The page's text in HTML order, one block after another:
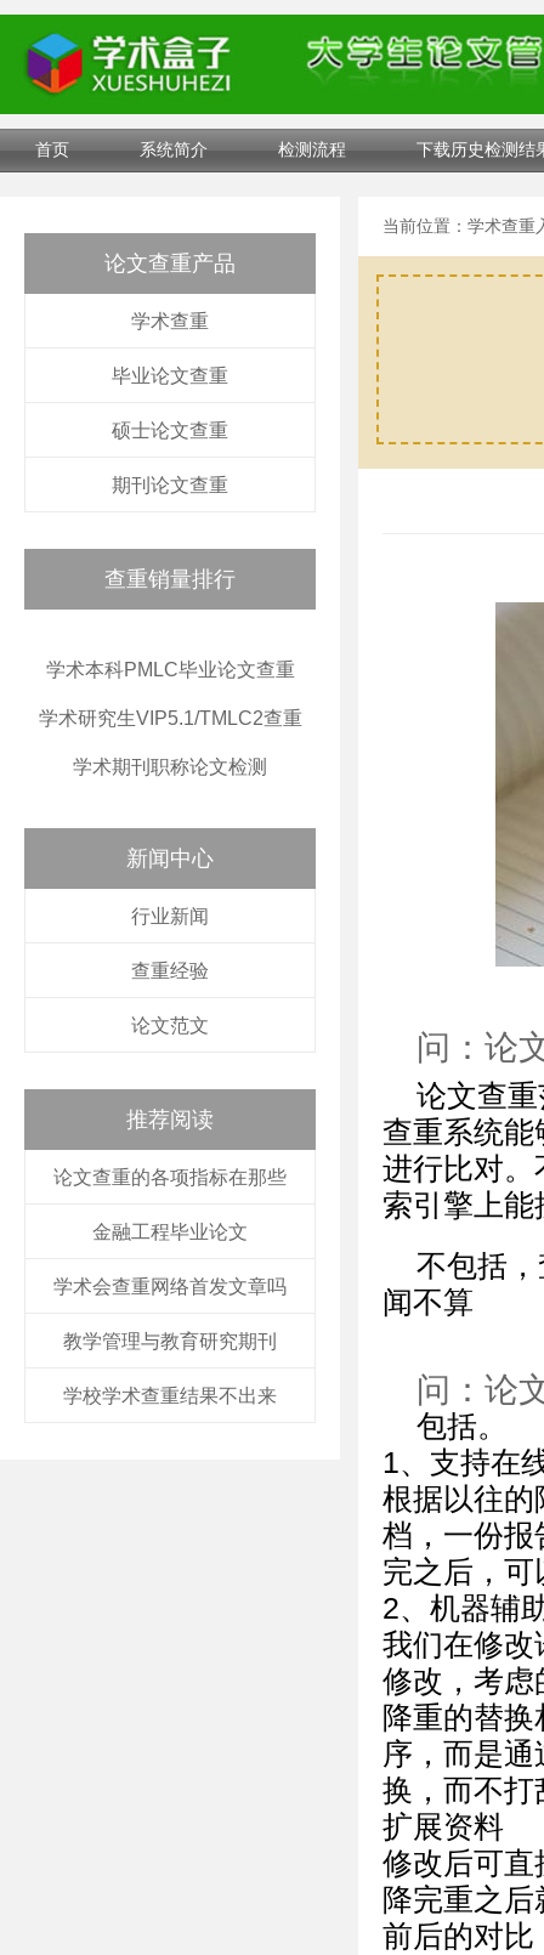
首页 系统简介 检测流程 下载历史检测结
论文查重产品
学术查重
毕业论文查重
硕士论文查重
期刊论文查重
查重销量排行
学术本科PMLC毕业论文查重
学术研究生VIP5.1/TMLC2查重
学术期刊职称论文检测
新闻中心
行业新闻
查重经验
论文范文
推荐阅读
论文查重的各项指标在那些
金融工程毕业论文
学术会查重网络首发文章吗
教学管理与教育研究期刊
学校学术查重结果不出来
当前位置： 学术查重
问：论
论文查
查重系统能
进行比对。
索引擎上
不包括
闻不算
问：论
包括。
1、支持在
根据以往的
档，一份报
完之后，
2、机器辅
我们在修改
修改，考虑
降重的替
序，而是
换，而不打
扩展资料
修改后可直
降完重之
前后的对比